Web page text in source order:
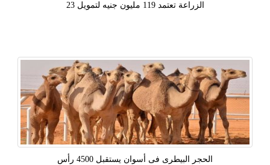
الزراعة تعتمد 119 مليون جنيه لتمويل 23
الحجر البيطرى فى أسوان يستقبل 4500 رأس